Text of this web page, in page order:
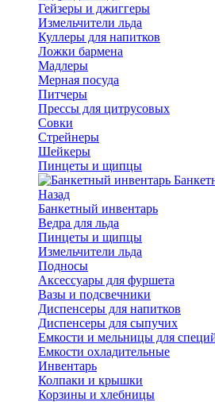
Гейзеры и джиггеры
Измельчители льда
Куллеры для напитков
Ложки бармена
Мадлеры
Мерная посуда
Питчеры
Прессы для цитрусовых
Совки
Стрейнеры
Шейкеры
Пинцеты и щипцы
Назад
Банкетный инвентарь
Ведра для льда
Пинцеты и щипцы
Измельчители льда
Подносы
Аксессуары для фуршета
Вазы и подсвечники
Диспенсеры для напитков
Диспенсеры для сыпучих
Емкости и мельницы для
Емкости охладительные
Инвентарь
Колпаки и крышки
Корзины и хлебницы